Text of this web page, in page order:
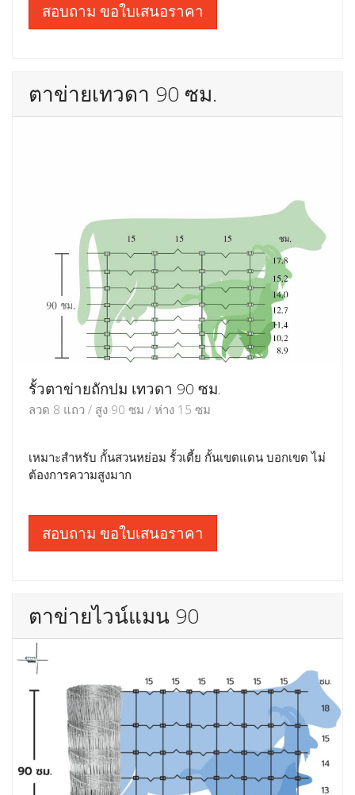
สอบถาม ขอใบเสนอราคา
ตาข่ายเทวดา 90 ซม.
รั้วตาข่ายถักปม เทวดา 90 ซม.
ลวด 8 แถว / สูง 90 ซม / ห่าง 15 ซม
เหมาะสำหรับ กั้นสวนหย่อม รั้วเตี้ย กั้นเขตแดน บอกเขต ไม่
ต้องการความสูงมาก
สอบถาม ขอใบเสนอราคา
ตาข่ายไวน์แมน 90